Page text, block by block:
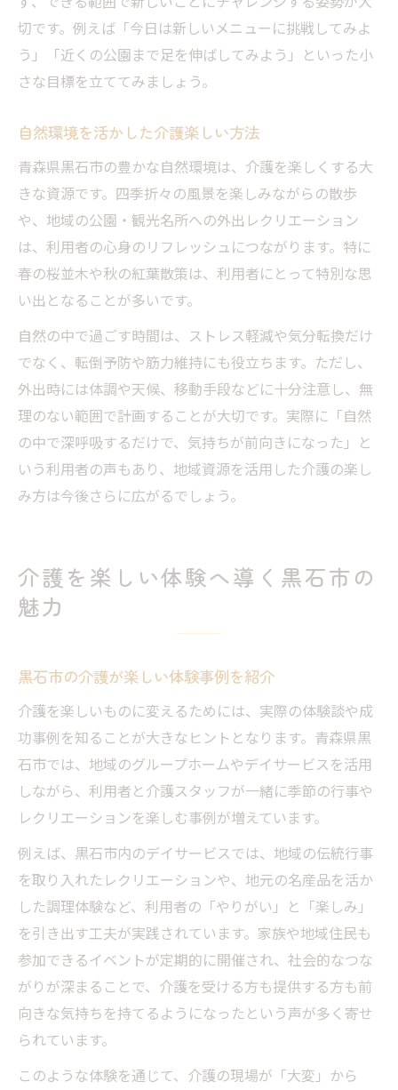
切です。例えば「今日は新しいメニューに挑戦してみよ
う」「近くの公園まで足を伸ばしてみよう」といった小
さな目標を立ててみましょう。
自然環境を活かした介護楽しい方法
青森県黒石市の豊かな自然環境は、介護を楽しくする大
きな資源です。四季折々の風景を楽しみながらの散歩
や、地域の公園・観光名所への外出レクリエーション
は、利用者の心身のリフレッシュにつながります。特に
春の桜並木や秋の紅葉散策は、利用者にとって特別な思
い出となることが多いです。
自然の中で過ごす時間は、ストレス軽減や気分転換だけ
でなく、転倒予防や筋力維持にも役立ちます。ただし、
外出時には体調や天候、移動手段などに十分注意し、無
理のない範囲で計画することが大切です。実際に「自然
の中で深呼吸するだけで、気持ちが前向きになった」と
いう利用者の声もあり、地域資源を活用した介護の楽し
み方は今後さらに広がるでしょう。
介護を楽しい体験へ導く黒石市の
魅力
黒石市の介護が楽しい体験事例を紹介
介護を楽しいものに変えるためには、実際の体験談や成
功事例を知ることが大きなヒントとなります。青森県黒
石市では、地域のグループホームやデイサービスを活用
しながら、利用者と介護スタッフが一緒に季節の行事や
レクリエーションを楽しむ事例が増えています。
例えば、黒石市内のデイサービスでは、地域の伝統行事
を取り入れたレクリエーションや、地元の名産品を活か
した調理体験など、利用者の「やりがい」と「楽しみ」
を引き出す工夫が実践されています。家族や地域住民も
参加できるイベントが定期的に開催され、社会的なつな
がりが深まることで、介護を受ける方も提供する方も前
向きな気持ちを持てるようになったという声が多く寄せ
られています。
このような体験を通じて、介護の現場が「大変」から